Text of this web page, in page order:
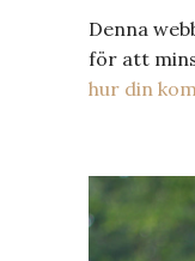
Denna
för att
hur din